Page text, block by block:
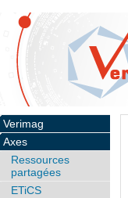
Verimag
Axes
Ressources
partagées
ETiCS